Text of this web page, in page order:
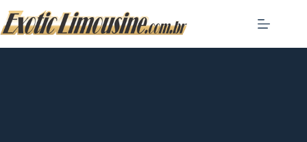
to
content